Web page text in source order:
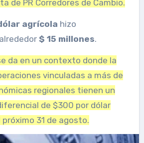
de PR Corredores de Cambio.
agrícola hizo
$ 15 millones.
da en un contexto donde la
vinculadas a más de
regionales tienen un
de $300 por dólar
31 de agosto.